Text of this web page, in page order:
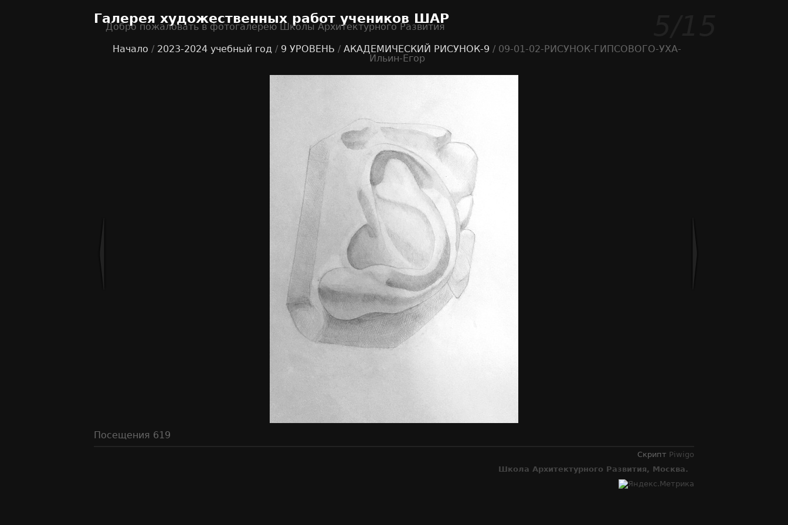
Галерея художественных работ учеников ШАР
Добро пожаловать в фотогалерею Школы Архитектурного Развития
Начало / 2023-2024 учебный год / 9 УРОВЕНЬ / АКАДЕМИЧЕСКИЙ РИСУНОК-9 / 09-01-02-РИСУНОК-ГИПСОВОГО-УХА-
Ильин-Егор
Посещения 619
Скрипт Piwigo
Школа Архитектурного Развития, Москва.